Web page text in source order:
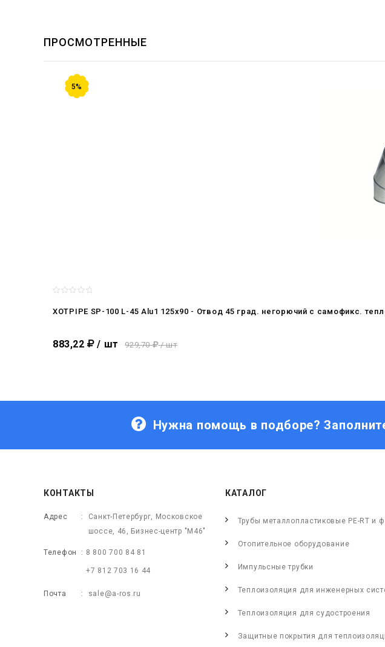
ПРОСМОТРЕННЫЕ
5%
XOTPIPE SP-100 L-45 Alu1 125x90 - Отвод 45 град. негорючий c самофикс.
883,22 / шт 929,70 / шт
Нужна помощь в подборе?
КОНТАКТЫ
Адрес
Санкт-Петербург, Московское
шоссе, 46, Бизнес-центр "М46"
Телефон 8 800 700 84 81
+7 812 703 16 44
Почта sale@a-ros.ru
КАТАЛОГ
Трубы металлопластиковые PE-RT и
Отопительное оборудование
Импульсные трубки
Теплоизоляция для инженерных
Теплоизоляция для судостроения
Защитные покрытия для